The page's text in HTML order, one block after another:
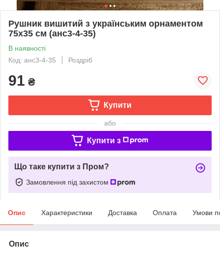
Рушник вишитий з українським орнаментом
75х35 см (анс3-4-35)
В наявності
Код: анс3-4-35
Роздріб
91 ₴
Купити
або
Купити з
Що таке купити з Пром?
Замовлення під захистом
Опис Характеристики Доставка Оплата Умови
Опис